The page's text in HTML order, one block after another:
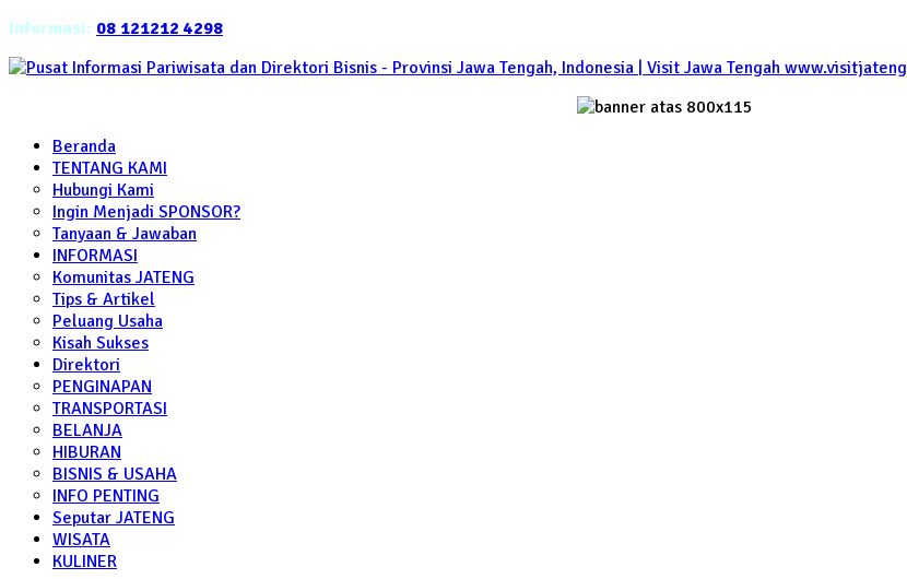
Informasi: 08 121212 4298
Beranda
TENTANG KAMI
Hubungi Kami
Ingin Menjadi SPONSOR?
Tanyaan & Jawaban
INFORMASI
Komunitas JATENG
Tips & Artikel
Peluang Usaha
Kisah Sukses
Direktori
PENGINAPAN
TRANSPORTASI
BELANJA
HIBURAN
BISNIS & USAHA
INFO PENTING
Seputar JATENG
WISATA
KULINER